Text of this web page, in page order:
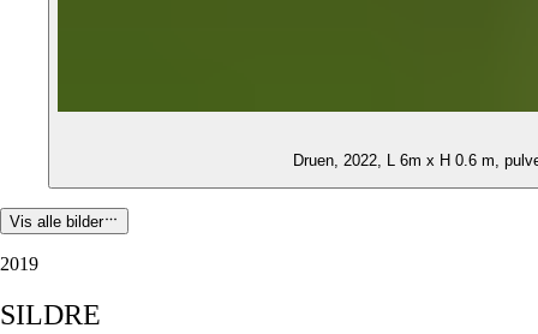
Druen, 2022, L 6m x H 0.6 m,
Vis alle bilder
2019
SILDRE